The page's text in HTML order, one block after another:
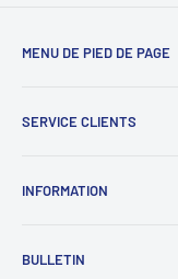
MENU DE PIED DE PAGE
Signaler une infraction
SERVICE CLIENTS
Nous contacter
MoneyGram
INFORMATION
Politique d'expédition
BULLETIN